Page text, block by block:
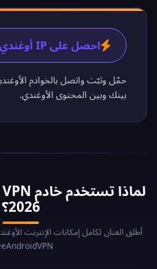
احصل على IP أوغندي في 60 ثانية
حمّل وثبّت واتصل بالخوادم
بينك وبين المحتوى الأوغندي.
2026؟